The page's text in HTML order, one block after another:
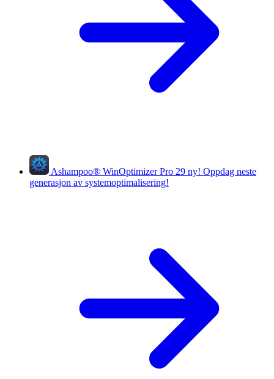
Ashampoo® WinOptimizer Pro 29 ny! Oppdag neste
generasjon av systemoptimalisering!